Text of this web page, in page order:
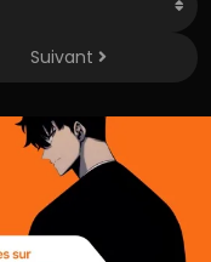
Suivant